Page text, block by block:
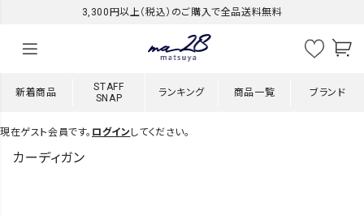
3,300円以上（税込）のご購入で全品送料無料
新着商品
STAFF
SNAP
ランキング 商品一覧 ブランド
現在ゲスト会員です。 ログインしてください。
カーディガン